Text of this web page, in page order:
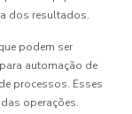
dos resultados.
podem ser
automação de
processos. Esses
operações.